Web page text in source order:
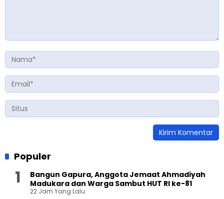
Populer
Bangun Gapura, Anggota Jemaat Ahmadiyah
Madukara dan Warga Sambut HUT RI ke-81
22 Jam Yang Lalu